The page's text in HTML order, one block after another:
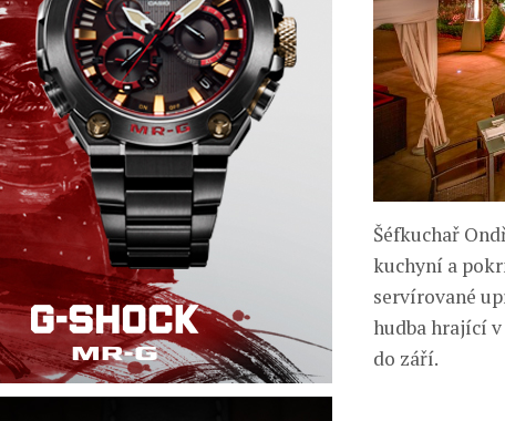
Šéfkuchař
kuchyní a
servírované
hudba hrající
do září.